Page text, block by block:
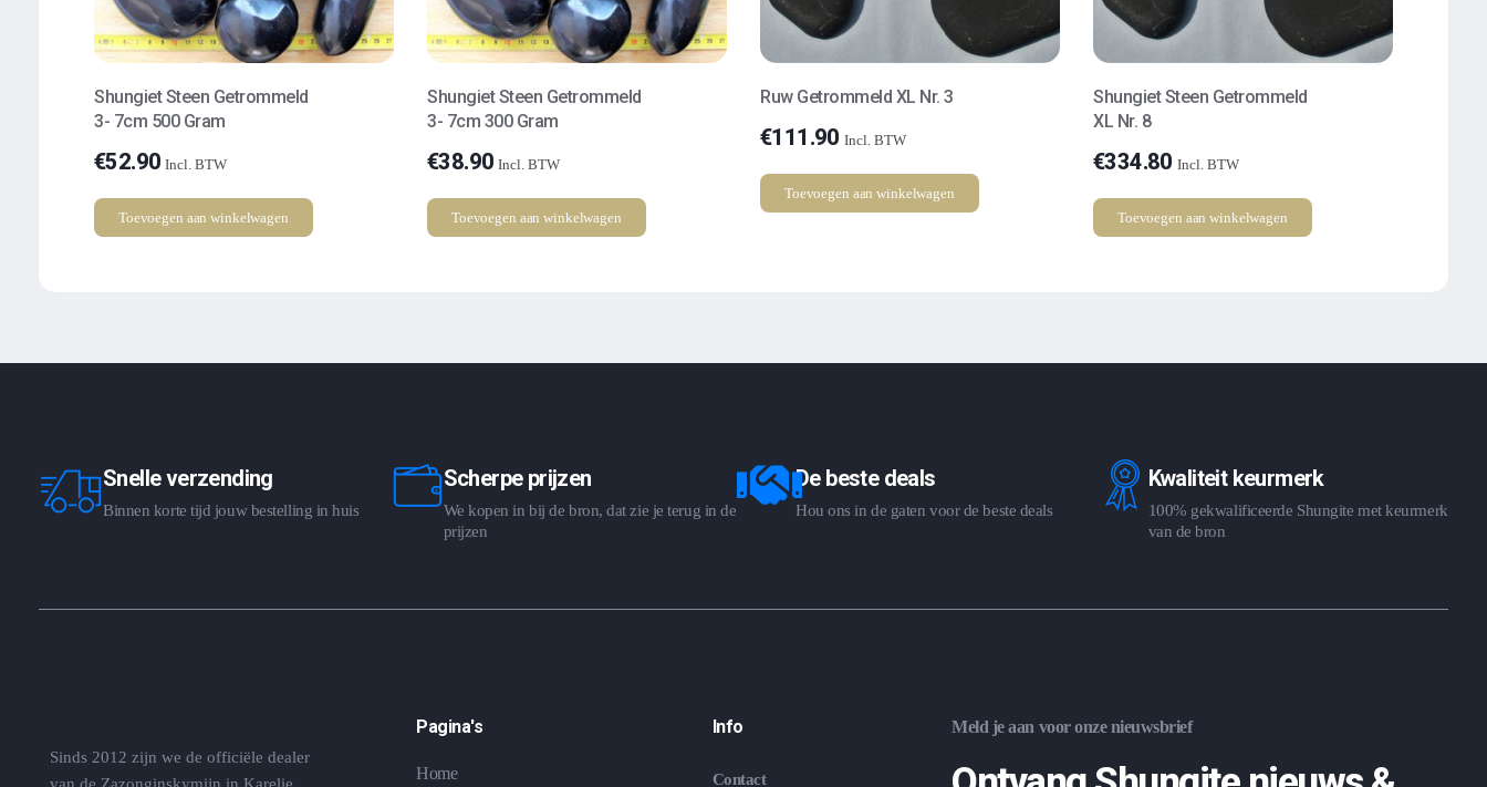
Shungiet Steen Getrommeld
3- 7cm 500 Gram
€52.90 Incl. BTW
Toevoegen aan winkelwagen
Shungiet Steen Getrommeld
3- 7cm 300 Gram
€38.90 Incl. BTW
Toevoegen aan winkelwagen
Ruw Getrommeld XL Nr. 3
€111.90 Incl. BTW
Toevoegen aan winkelwagen
Shungiet Steen Getrommeld
XL Nr. 8
€334.80 Incl. BTW
Toevoegen aan winkelwagen
Snelle verzending
Binnen korte tijd jouw bestelling in huis
Scherpe prijzen
We kopen in bij de bron, dat zie je terug in de
prijzen
De beste deals
Hou ons in de gaten voor de beste deals
Kwaliteit keurmerk
100% gekwalificeerde Shungite met keurmerk
van de bron
Sinds 2012 zijn we de officiële dealer
Pagina's
Home
Info
Contact
Meld je aan voor onze nieuwsbrief